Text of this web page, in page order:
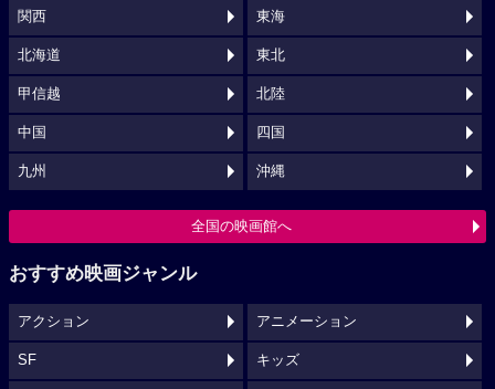
関西 東海
北海道 東北
甲信越 北陸
中国 四国
九州 沖縄
全国の映画館へ
おすすめ映画ジャンル
アクション アニメーション
SF キッズ